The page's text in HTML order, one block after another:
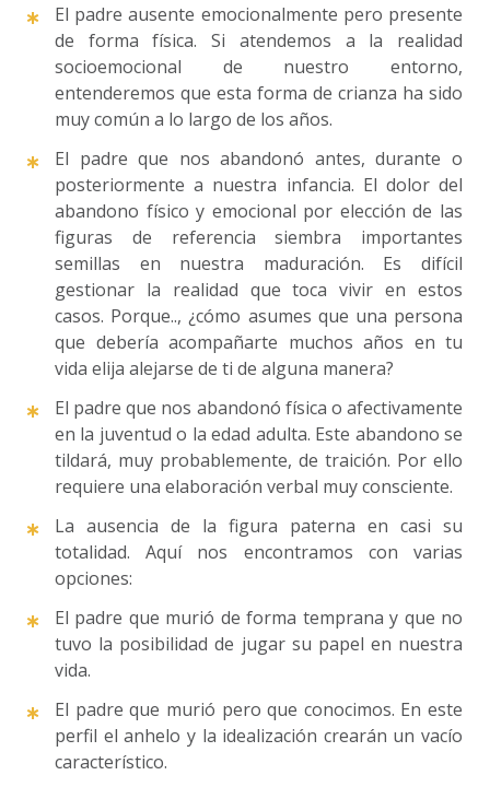
El padre ausente emocionalmente pero presente
de forma física. Si atendemos a la realidad
socioemocional de nuestro entorno,
entenderemos que esta forma de crianza ha sido
muy común a lo largo de los años.
El padre que nos abandonó antes, durante o
posteriormente a nuestra infancia. El dolor del
abandono físico y emocional por elección de las
figuras de referencia siembra importantes
semillas en nuestra maduración. Es difícil
gestionar la realidad que toca vivir en estos
casos. Porque.., ¿cómo asumes que una persona
que debería acompañarte muchos años en tu
vida elija alejarse de ti de alguna manera?
El padre que nos abandonó física o afectivamente
en la juventud o la edad adulta. Este abandono se
tildará, muy probablemente, de traición. Por ello
requiere una elaboración verbal muy consciente.
La ausencia de la figura paterna en casi su
totalidad. Aquí nos encontramos con varias
opciones:
El padre que murió de forma temprana y que no
tuvo la posibilidad de jugar su papel en nuestra
vida.
El padre que murió pero que conocimos. En este
perfil el anhelo y la idealización crearán un vacío
característico.